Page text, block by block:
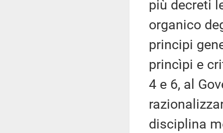
più decreti
organico
principi
princìpi e
4 e 6, al
disciplina